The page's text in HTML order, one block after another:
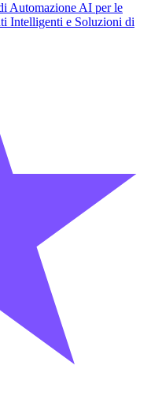
Automazione AI per le
Intelligenti e Soluzioni di